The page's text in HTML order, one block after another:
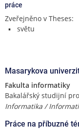
práce
Zveřejněno v Theses:
světu
Masarykova
Fakulta informatiky
Bakalářský studijní
Informatika /
Práce na příbuzné